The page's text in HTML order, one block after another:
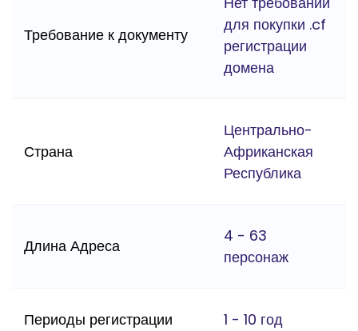
Требование к документу
для покупки .cf
регистрации
домена
Страна
Центрально-
Африканская
Республика
Длина Адреса
4 - 63
персонаж
Периоды регистрации 1 - 10 год